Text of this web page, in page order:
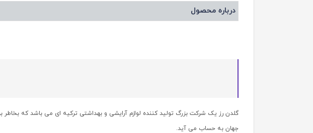
درباره محصول
گلدن رز یک شرکت بزرگ تولید کننده لوازم آرایشی و بهداشتی ترکیه ای می باشد که
جهان به حساب می آید.